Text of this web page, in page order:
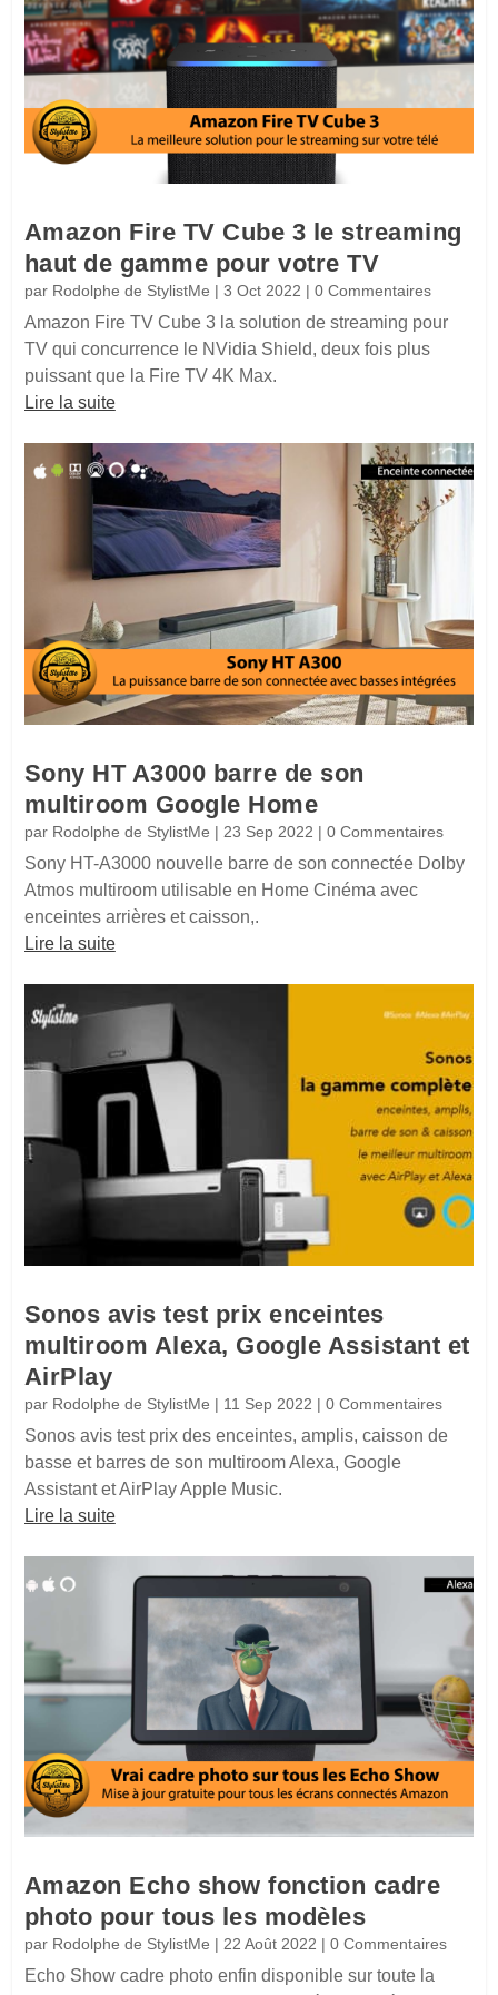
Amazon Fire TV Cube 3 le streaming
haut de gamme pour votre TV
par Rodolphe de StylistMe | 3 Oct 2022 | 0 Commentaires
Amazon Fire TV Cube 3 la solution de streaming pour
TV qui concurrence le NVidia Shield, deux fois plus
puissant que la Fire TV 4K Max.
Lire la suite
Sony HT A3000 barre de son
multiroom Google Home
par Rodolphe de StylistMe | 23 Sep 2022 | 0 Commentaires
Sony HT-A3000 nouvelle barre de son connectée Dolby
Atmos multiroom utilisable en Home Cinéma avec
enceintes arrières et caisson,.
Lire la suite
Sonos avis test prix enceintes
multiroom Alexa, Google Assistant et
AirPlay
par Rodolphe de StylistMe | 11 Sep 2022 | 0 Commentaires
Sonos avis test prix des enceintes, amplis, caisson de
basse et barres de son multiroom Alexa, Google
Assistant et AirPlay Apple Music.
Lire la suite
Amazon Echo show fonction cadre
photo pour tous les modèles
par Rodolphe de StylistMe | 22 Août 2022 | 0 Commentaires
Echo Show cadre photo enfin disponible sur toute la